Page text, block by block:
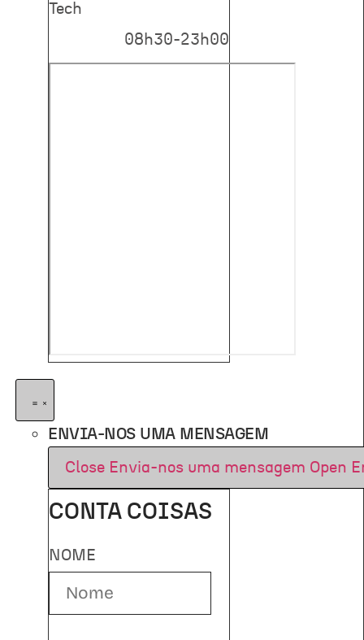
Tech
08h30-23h00
ENVIA-NOS UMA MENSAGEM
Close Envia-nos uma mensagem Open
CONTA COISAS
NOME